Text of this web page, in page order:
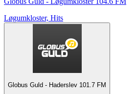
Løgumkloster, Hits
Globus Guld - Haderslev 101.7 FM